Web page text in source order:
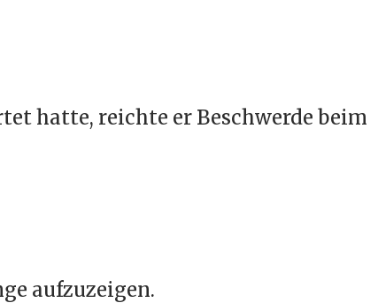
hatte, reichte er Beschwerde beim
aufzuzeigen.